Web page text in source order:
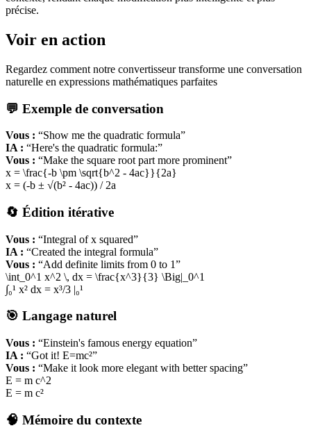
précise.
Voir en action
Regardez comment notre convertisseur transforme une conversation
naturelle en expressions mathématiques parfaites
💬 Exemple de conversation
Vous : “Show me the quadratic formula”
IA : “Here's the quadratic formula:”
Vous : “Make the square root part more prominent”
x = \frac{-b \pm \sqrt{b^2 - 4ac}}{2a}
x = (-b ± √(b² - 4ac)) / 2a
🔄 Édition itérative
Vous : “Integral of x squared”
IA : “Created the integral formula”
Vous : “Add definite limits from 0 to 1”
\int_0^1 x^2 \, dx = \frac{x^3}{3} \Big|_0^1
∫₀¹ x² dx = x³/3 |₀¹
🎯 Langage naturel
Vous : “Einstein's famous energy equation”
IA : “Got it! E=mc²”
Vous : “Make it look more elegant with better spacing”
E = m c^2
E = m c²
🧠 Mémoire du contexte